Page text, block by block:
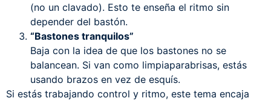
(no un clavado). Esto te enseña el ritmo sin
depender del bastón.
“Bastones tranquilos”
Baja con la idea de que los bastones no se
balancean. Si van como limpiaparabrisas, estás
usando brazos en vez de esquís.
Si estás trabajando control y ritmo, este tema encaja